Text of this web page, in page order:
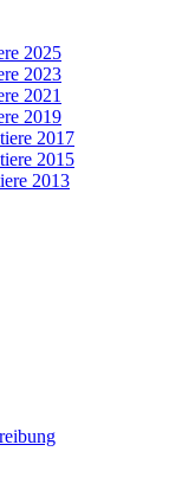
2025
2023
2021
2019
2017
2015
2013